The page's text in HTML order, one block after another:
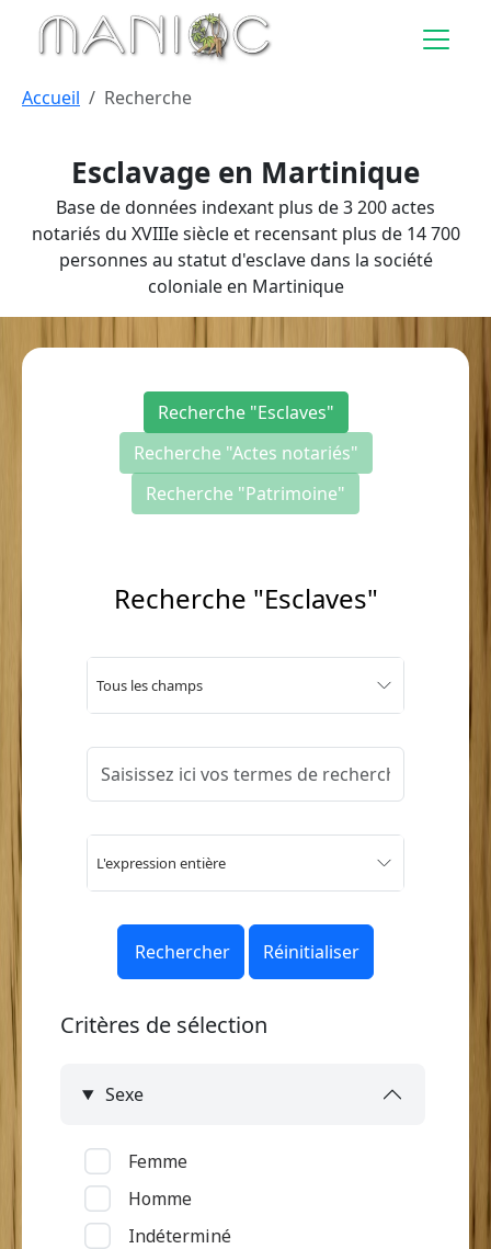
Aller au contenu principal
Esclavage en Martinique
Base de données indexant plus de 3 200 actes
notariés du XVIIIe siècle et recensant plus de 14 700
personnes au statut d'esclave dans la société
coloniale en Martinique
Accueil Recherche
Recherche "Esclaves"
Recherche "Actes notariés"
Recherche "Patrimoine"
Recherche "Esclaves"
Tous les champs
L'expression entière
Critères de sélection
Sexe
Femme
Homme
Indéterminé